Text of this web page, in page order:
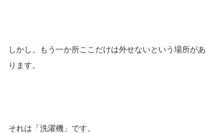
しかし、もう一か所ここだけは外せないという場所があ
ります。
それは「洗濯機」です。